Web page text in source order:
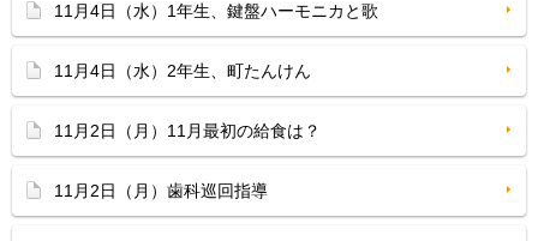
11月4日（水）1年生、鍵盤ハーモニカと歌
11月4日（水）2年生、町たんけん
11月2日（月）11月最初の給食は？
11月2日（月）歯科巡回指導